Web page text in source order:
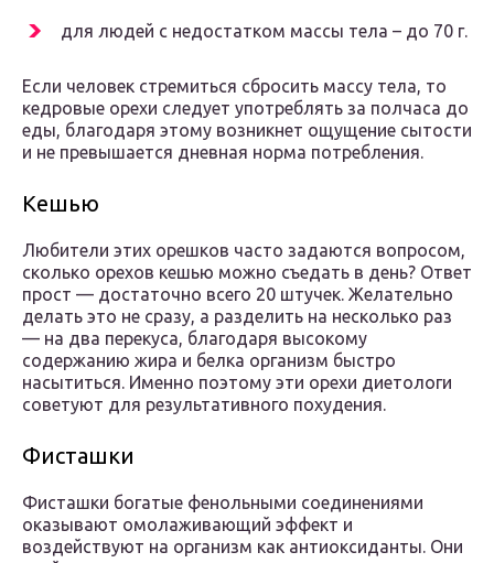
для людей с недостатком массы тела – до 70 г.
Если человек стремиться сбросить массу тела, то
кедровые орехи следует употреблять за полчаса до
еды, благодаря этому возникнет ощущение сытости
и не превышается дневная норма потребления.
Кешью
Любители этих орешков часто задаются вопросом,
сколько орехов кешью можно съедать в день? Ответ
прост — достаточно всего 20 штучек. Желательно
делать это не сразу, а разделить на несколько раз
— на два перекуса, благодаря высокому
содержанию жира и белка организм быстро
насытиться. Именно поэтому эти орехи диетологи
советуют для результативного похудения.
Фисташки
Фисташки богатые фенольными соединениями
оказывают омолаживающий эффект и
воздействуют на организм как антиоксиданты. Они